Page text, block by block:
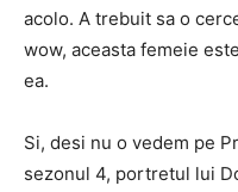
acolo. A trebuit sa o
wow, aceasta femeie
ea.
Si, desi nu o vedem pe
sezonul 4, portretul lui